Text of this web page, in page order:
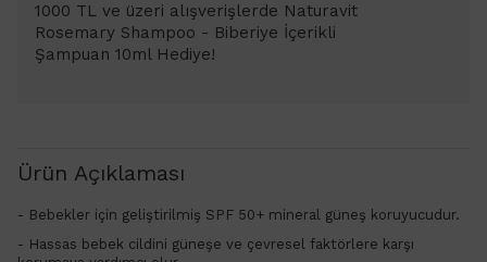
1000 TL ve üzeri alışverişlerde Naturavit
Rosemary Shampoo - Biberiye İçerikli
Şampuan 10ml Hediye!
Ürün Açıklaması
- Bebekler için geliştirilmiş SPF 50+ mineral güneş koruyucudur.
- Hassas bebek cildini güneşe ve çevresel faktörlere karşı